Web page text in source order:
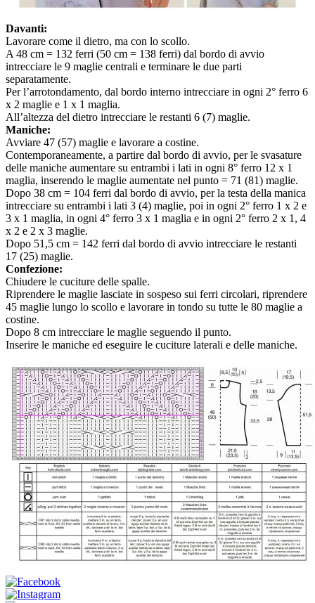
Davanti:
Lavorare come il dietro, ma con lo scollo.
A 48 cm = 132 ferri (50 cm = 138 ferri) dal bordo di avvio
intrecciare le 9 maglie centrali e terminare le due parti
separatamente.
Per l’arrotondamento, dal bordo interno intrecciare in ogni 2° ferro 6
x 2 maglie e 1 x 1 maglia.
All’altezza del dietro intrecciare le restanti 6 (7) maglie.
Maniche:
Avviare 47 (57) maglie e lavorare a costine.
Contemporaneamente, a partire dal bordo di avvio, per le svasature
delle maniche aumentare su entrambi i lati in ogni 8° ferro 12 x 1
maglia, inserendo le maglie aumentate nel punto = 71 (81) maglie.
Dopo 38 cm = 104 ferri dal bordo di avvio, per la testa della manica
intrecciare su entrambi i lati 3 (4) maglie, poi in ogni 2° ferro 1 x 2 e
3 x 1 maglia, in ogni 4° ferro 3 x 1 maglia e in ogni 2° ferro 2 x 1, 4
x 2 e 2 x 3 maglie.
Dopo 51,5 cm = 142 ferri dal bordo di avvio intrecciare le restanti
17 (25) maglie.
Confezione:
Chiudere le cuciture delle spalle.
Riprendere le maglie lasciate in sospeso sui ferri circolari, riprendere
45 maglie lungo lo scollo e lavorare in tondo su tutte le 80 maglie a
costine.
Dopo 8 cm intrecciare le maglie seguendo il punto.
Inserire le maniche ed eseguire le cuciture laterali e delle maniche.